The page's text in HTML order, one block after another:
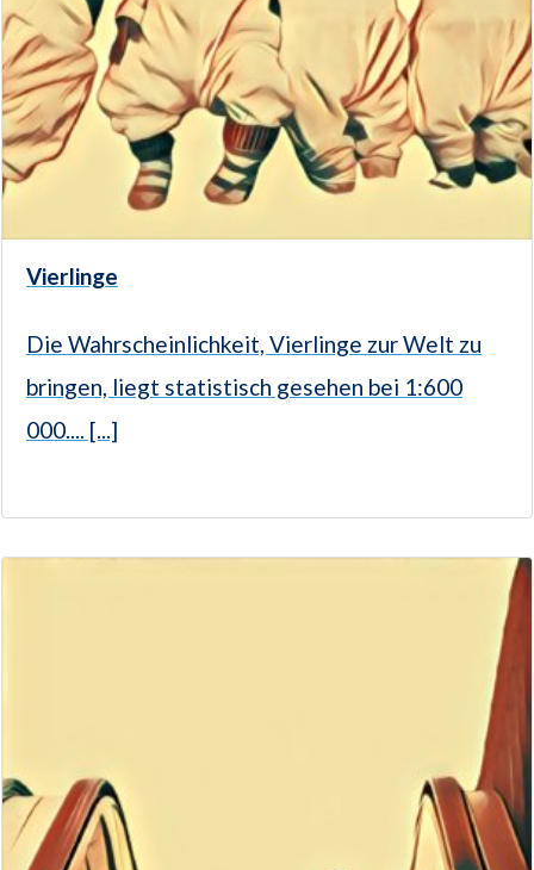
Vierlinge
Die Wahrscheinlichkeit, Vierlinge zur Welt zu
bringen, liegt statistisch gesehen bei 1:600
000.... [...]